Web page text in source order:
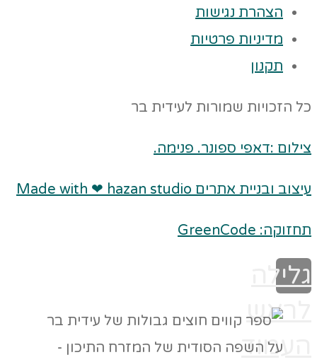
הצהרת נגישות
מדיניות פרטיות
תקנון
כל הזכויות שמורות לעידית בר
צילום :דאפי ספונר. פנימה.
עיצוב ובניית אתרים Made with ❤ hazan studio
תחזוקה: GreenCode
גלילה
לראש
העמוד